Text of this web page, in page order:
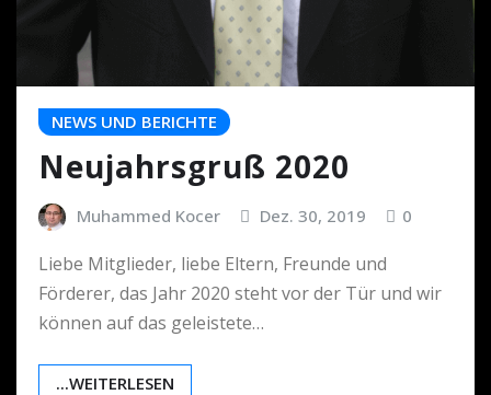
NEWS UND BERICHTE
Neujahrsgruß 2020
Muhammed Kocer Dez. 30, 2019 0
Liebe Mitglieder, liebe Eltern, Freunde und
Förderer, das Jahr 2020 steht vor der Tür und wir
können auf das geleistete…
...WEITERLESEN